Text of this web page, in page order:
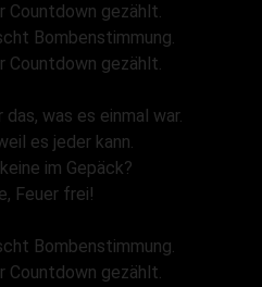
Countdown gezählt.
Bombenstimmung.
Countdown gezählt.
was es einmal war.
es jeder kann.
im Gepäck?
Feuer frei!
Bombenstimmung.
Countdown gezählt.